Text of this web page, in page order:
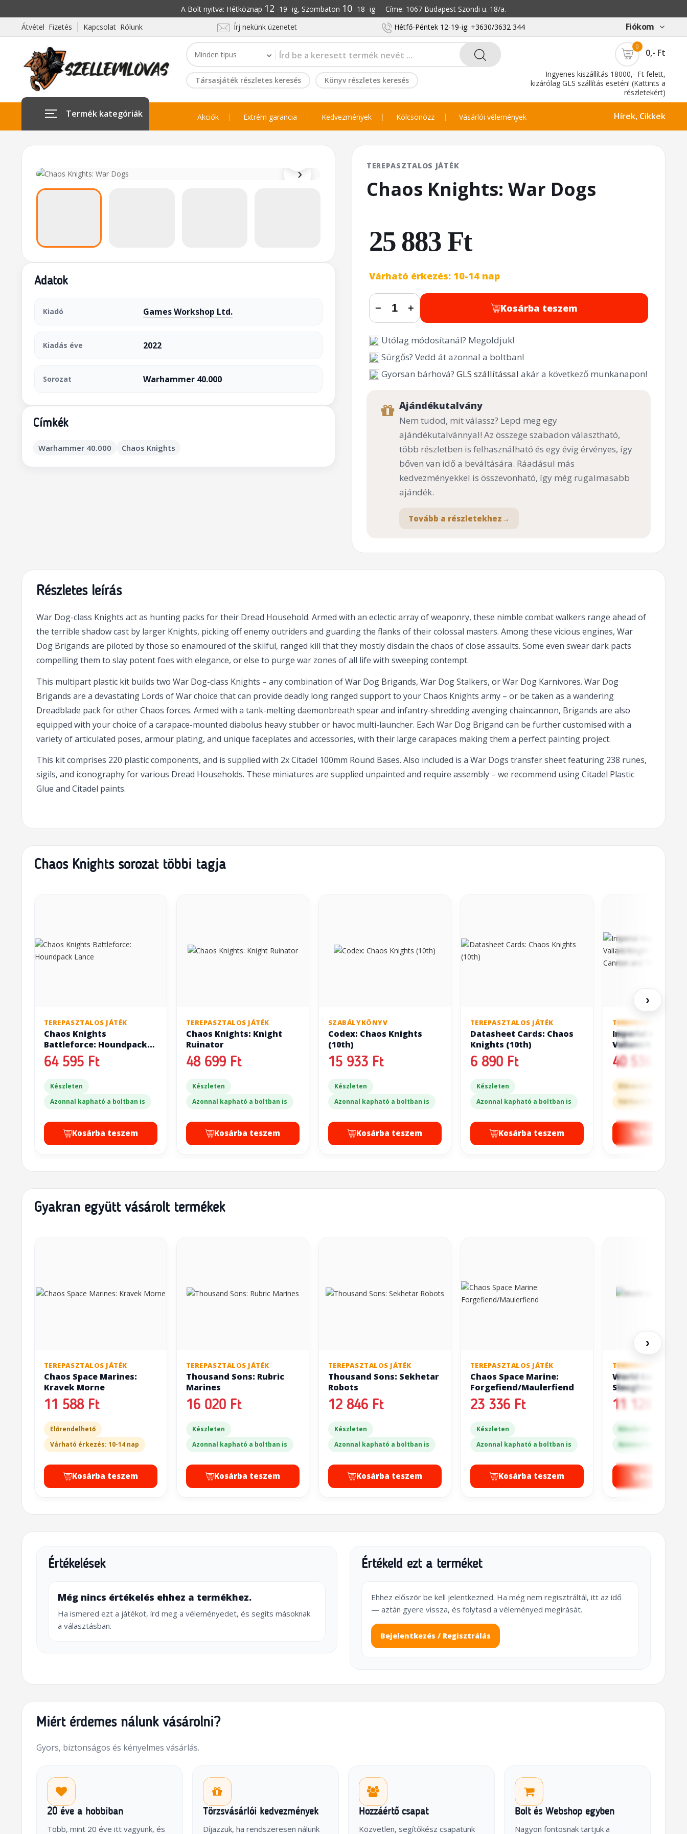
A Bolt nyitva: Hétköznap 12 -19 -ig, Szombaton 10-18 -ig Címe: 1067 Budapest Szondi u. 18/a.
Átvétel Fizetés
Kapcsolat Rólunk Írj nekünk üzenetet Hétfő-Péntek 12-19-ig: +3630/3632 344 Fiókom
Társasjáték részletes keresés Könyv részletes keresés
0
0,- Ft
Ingyenes kiszállítás 18000,- Ft felett,
kizárólag GLS szállítás esetén! (Kattints a
részletekért)
Termék kategóriák Akciók Extrém garancia Kedvezmények Kölcsönözz Vásárlói vélemények Hírek, Cikkek
›
Adatok
Kiadó Games Workshop Ltd.
Kiadás éve 2022
Sorozat Warhammer 40.000
Címkék
Warhammer 40.000 Chaos Knights
TEREPASZTALOS JÁTÉK
Chaos Knights: War Dogs
25 883 Ft
Várható érkezés: 10-14 nap
− + Kosárba teszem
Utólag módosítanál? Megoldjuk!
Sürgős? Vedd át azonnal a boltban!
Gyorsan bárhová? GLS szállítással akár a következő munkanapon!
Ajándékutalvány
Nem tudod, mit válassz? Lepd meg egy
ajándékutalvánnyal! Az összege szabadon választható,
több részletben is felhasználható és egy évig érvényes, így
bőven van idő a beváltására. Ráadásul más
kedvezményekkel is összevonható, így még rugalmasabb
ajándék.
Tovább a részletekhez →
Részletes leírás
War Dog-class Knights act as hunting packs for their Dread Household. Armed with an eclectic array of weaponry, these nimble combat walkers range ahead of
the terrible shadow cast by larger Knights, picking off enemy outriders and guarding the flanks of their colossal masters. Among these vicious engines, War
Dog Brigands are piloted by those so enamoured of the skilful, ranged kill that they mostly disdain the chaos of close assaults. Some even swear dark pacts
compelling them to slay potent foes with elegance, or else to purge war zones of all life with sweeping contempt.
This multipart plastic kit builds two War Dog-class Knights – any combination of War Dog Brigands, War Dog Stalkers, or War Dog Karnivores. War Dog
Brigands are a devastating Lords of War choice that can provide deadly long ranged support to your Chaos Knights army – or be taken as a wandering
Dreadblade pack for other Chaos forces. Armed with a tank-melting daemonbreath spear and infantry-shredding avenging chaincannon, Brigands are also
equipped with your choice of a carapace-mounted diabolus heavy stubber or havoc multi-launcher. Each War Dog Brigand can be further customised with a
variety of articulated poses, armour plating, and unique faceplates and accessories, with their large carapaces making them a perfect painting project.
This kit comprises 220 plastic components, and is supplied with 2x Citadel 100mm Round Bases. Also included is a War Dogs transfer sheet featuring 238 runes,
sigils, and iconography for various Dread Households. These miniatures are supplied unpainted and require assembly – we recommend using Citadel Plastic
Glue and Citadel paints.
Chaos Knights sorozat többi tagja
TEREPASZTALOS JÁTÉK
Chaos Knights
Battleforce: Houndpack
Lance
64 595 Ft
Készleten
Azonnal kapható a boltban is
Kosárba teszem
TEREPASZTALOS JÁTÉK
Chaos Knights: Knight
Ruinator
48 699 Ft
Készleten
Azonnal kapható a boltban is
Kosárba teszem
SZABÁLYKÖNYV
Codex: Chaos Knights
(10th)
15 933 Ft
Készleten
Azonnal kapható a boltban is
Kosárba teszem
TEREPASZTALOS JÁTÉK
Datasheet Cards: Chaos
Knights (10th)
6 890 Ft
Készleten
Azonnal kapható a boltban is
Kosárba teszem
TEREPASZTALOS
Imperial
Valiant/Knight
with
Cannon and
Harpoon
40 536 Ft
Előrendelhető
Várható érkezés:
›
Gyakran együtt vásárolt termékek
TEREPASZTALOS JÁTÉK
Chaos Space Marines:
Kravek Morne
11 588 Ft
Előrendelhető
Várható érkezés: 10-14 nap
Kosárba teszem
TEREPASZTALOS JÁTÉK
Thousand Sons: Rubric
Marines
16 020 Ft
Készleten
Azonnal kapható a boltban is
Kosárba teszem
TEREPASZTALOS JÁTÉK
Thousand Sons: Sekhetar
Robots
12 846 Ft
Készleten
Azonnal kapható a boltban is
Kosárba teszem
TEREPASZTALOS JÁTÉK
Chaos Space Marine:
Forgefiend/Maulerfiend
23 336 Ft
Készleten
Azonnal kapható a boltban is
Kosárba teszem
TEREPASZTALOS
World Eaters:
Slaughterbound
11 128 Ft
Készleten
Azonnal kapható a
›
Értékelések
Még nincs értékelés ehhez a termékhez.
Ha ismered ezt a játékot, írd meg a véleményedet, és segíts másoknak
a választásban.
Értékeld ezt a terméket
Ehhez először be kell jelentkezned. Ha még nem regisztráltál, itt az idő
— aztán gyere vissza, és folytasd a véleményed megírását.
Bejelentkezés / Regisztrálás
Miért érdemes nálunk vásárolni?
Gyors, biztonságos és kényelmes vásárlás.
20 éve a hobbiban
Több, mint 20 éve itt vagyunk, és
Törzsvásárlói kedvezmények
Díjazzuk, ha rendszeresen nálunk
Hozzáértő csapat
Közvetlen, segítőkész csapatunk
Bolt és Webshop egyben
Nagyon fontosnak tartjuk a